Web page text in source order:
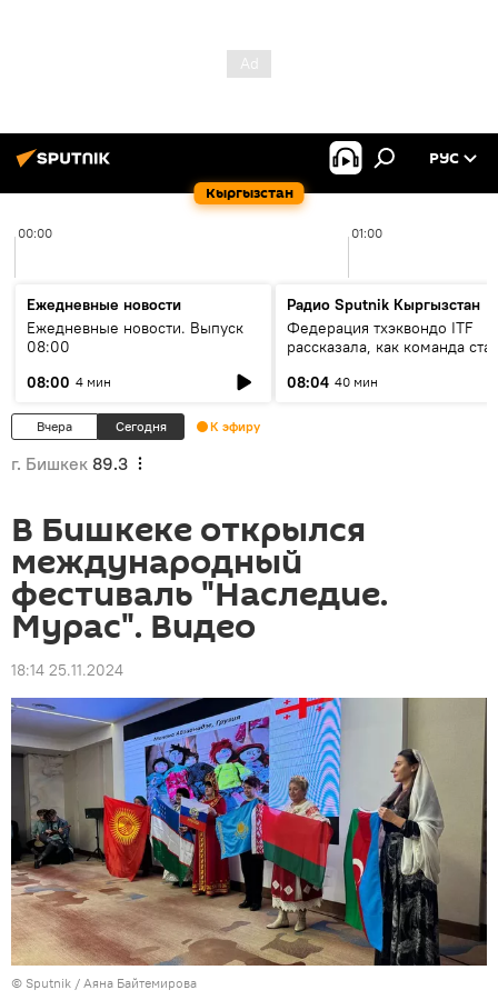
Кыргызстан
РУС
00:00 01:00
Ежедневные новости
Ежедневные новости. Выпуск
08:00
08:00 4 мин
Радио Sputnik Кыргызстан
Федерация тхэквондо ITF
рассказала, как команда
08:04 40 мин
Вчера Сегодня К эфиру
г. Бишкек 89.3
В Бишкеке открылся
международный
фестиваль "Наследие.
Мурас". Видео
18:14 25.11.2024
© Sputnik / Аяна Байтемирова